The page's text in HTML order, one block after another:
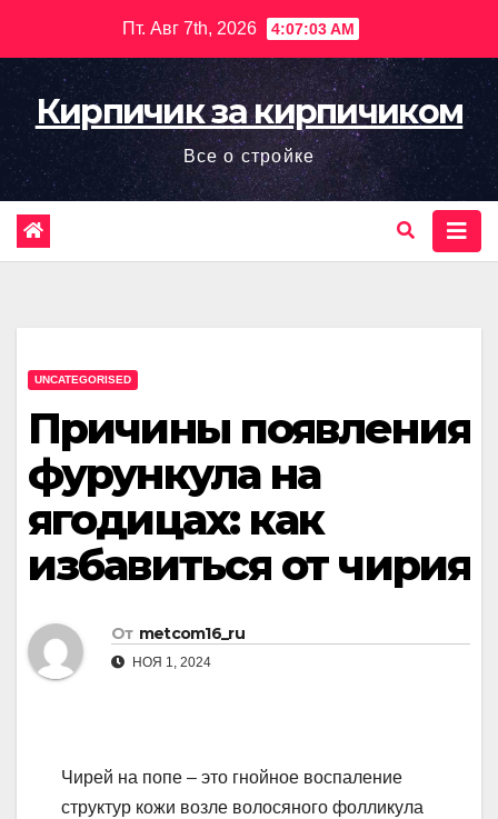
содержимому
Пт. Авг 7th, 2026 4:07:04 AM
Кирпичик за кирпичиком
Все о стройке
UNCATEGORISED
Причины появления
фурункула на
ягодицах: как
избавиться от чирия
От metcom16_ru
НОЯ 1, 2024
Чирей на попе – это гнойное воспаление
структур кожи возле волосяного фолликула